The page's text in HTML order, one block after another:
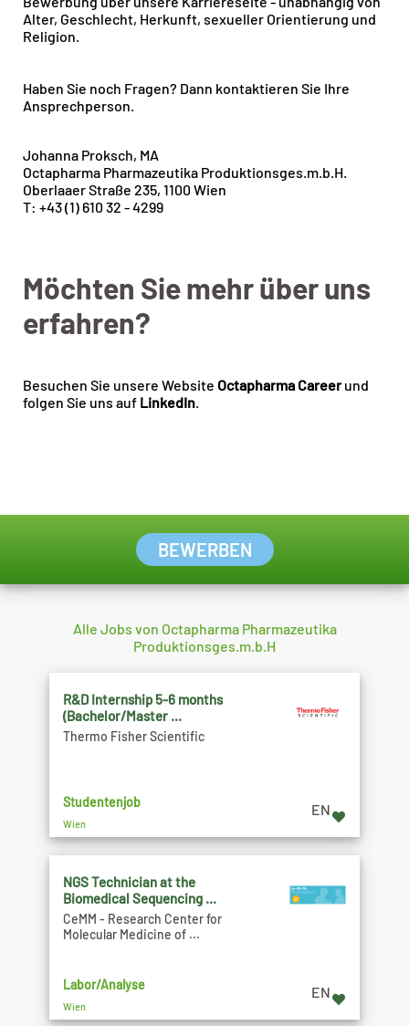
Alter, Geschlecht, Herkunft, sexueller Orientierung und
Religion.
Haben Sie noch Fragen? Dann kontaktieren Sie Ihre
Ansprechperson.
Johanna Proksch, MA
Octapharma Pharmazeutika Produktionsges.m.b.H.
Oberlaaer Straße 235, 1100 Wien
T: +43 (1) 610 32 - 4299
Möchten Sie mehr über uns
erfahren?
Besuchen Sie unsere Website Octapharma Career und
folgen Sie uns auf LinkedIn.
BEWERBEN
Alle Jobs von Octapharma Pharmazeutika
Produktionsges.m.b.H
R&D Internship 5-6 months
(Bachelor/Master ...
Thermo Fisher Scientific
Studentenjob
Wien
EN
NGS Technician at the
Biomedical Sequencing ...
CeMM - Research Center for
Molecular Medicine of ...
Labor/Analyse
Wien
EN